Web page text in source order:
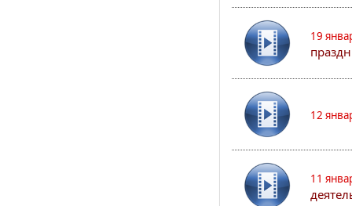
19
12
11